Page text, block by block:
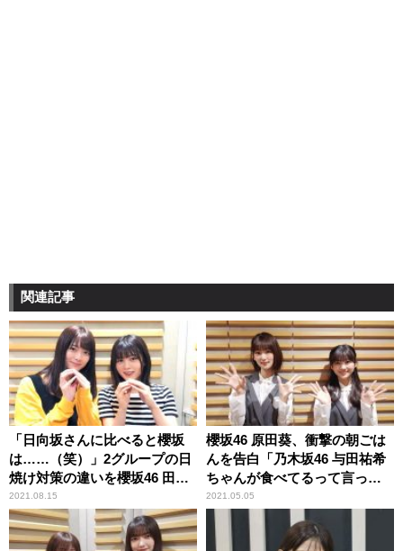
関連記事
「日向坂さんに比べると櫻坂
は……（笑）」2グループの日
焼け対策の違いを櫻坂46 田村
保乃＆尾関梨香が振り返る
2021.08.15
櫻坂46 原田葵、衝撃の朝ごは
んを告白「乃木坂46 与田祐希
ちゃんが食べてるって言って
て」 そのメニューに井上梨名
驚き
2021.05.05